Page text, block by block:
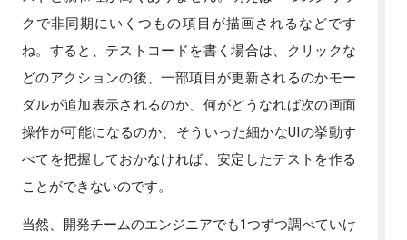
クで非同期にいくつもの項目が描画されるなどです
ね。すると、テストコードを書く場合は、クリックな
どのアクションの後、一部項目が更新されるのかモー
ダルが追加表示されるのか、何がどうなれば次の画面
操作が可能になるのか、そういった細かなUIの挙動す
べてを把握しておかなければ、安定したテストを作る
ことができないのです。
当然、開発チームのエンジニアでも1つずつ調べていけ